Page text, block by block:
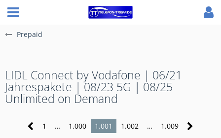
Prepaid
LIDL Connect by Vodafone | 06/21
Jahrespakete | 08/23 5G | 08/25
Unlimited on Demand
1 … 1.000 1.001 1.002 … 1.009